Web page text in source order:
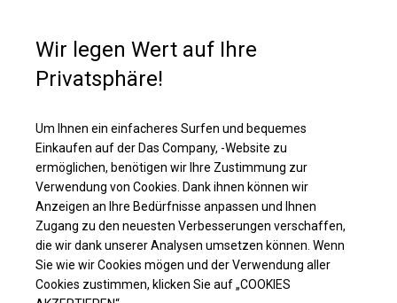
Robustes Hochzeitszelt | 5x8 m
Wir legen Wert auf Ihre
Privatsphäre!
Um Ihnen ein einfacheres Surfen und bequemes
Einkaufen auf der Das Company, -Website zu
ermöglichen, benötigen wir Ihre Zustimmung zur
Verwendung von Cookies. Dank ihnen können wir
Anzeigen an Ihre Bedürfnisse anpassen und Ihnen
Zugang zu den neuesten Verbesserungen verschaffen,
die wir dank unserer Analysen umsetzen können. Wenn
Sie wie wir Cookies mögen und der Verwendung aller
Cookies zustimmen, klicken Sie auf „COOKIES